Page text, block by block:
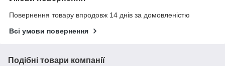
Повернення товару впродовж 14 днів за домовленістю
Всі умови повернення
Подібні товари компанії